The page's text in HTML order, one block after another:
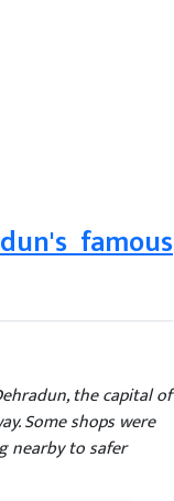
famous
the capital of
Some shops were
nearby to safer